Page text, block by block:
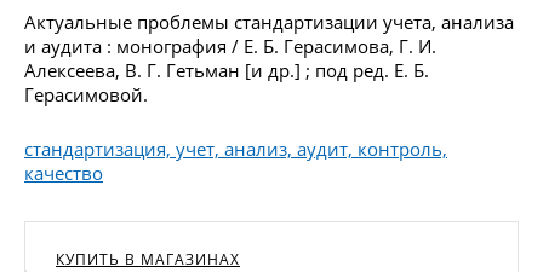
Актуальные проблемы стандартизации учета, анализа
и аудита : монография / Е. Б. Герасимова, Г. И.
Алексеева, В. Г. Гетьман [и др.] ; под ред. Е. Б.
Герасимовой.
стандартизация, учет, анализ, аудит, контроль,
качество
КУПИТЬ В МАГАЗИНАХ